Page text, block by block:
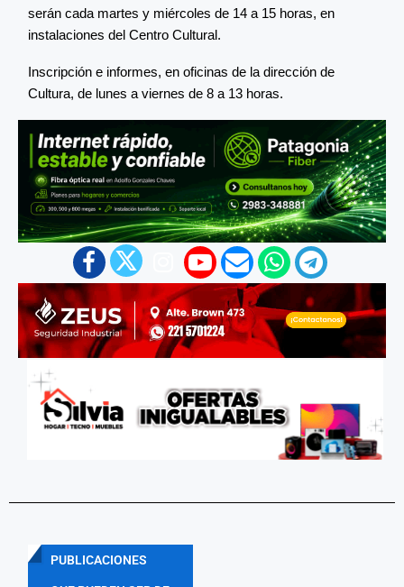
serán cada martes y miércoles de 14 a 15 horas, en
instalaciones del Centro Cultural.
Inscripción e informes, en oficinas de la dirección de
Cultura, de lunes a viernes de 8 a 13 horas.
PUBLICACIONES